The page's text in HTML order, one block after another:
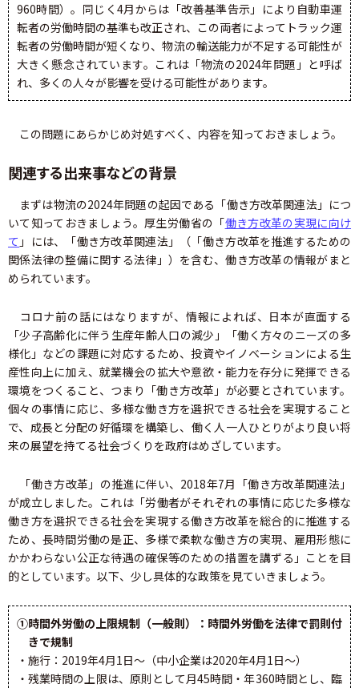
960時間）。同じく4月からは「改善基準告示」により自動車運
転者の労働時間の基準も改正され、この両者によってトラック運
転者の労働時間が短くなり、物流の輸送能力が不足する可能性が
大きく懸念されています。これは「物流の2024年問題」と呼ば
れ、多くの人々が影響を受ける可能性があります。
この問題にあらかじめ対処すべく、内容を知っておきましょう。
関連する出来事などの背景
まずは物流の2024年問題の起因である「働き方改革関連法」につ
いて知っておきましょう。厚生労働省の「働き方改革の実現に向け
て 」には、「働き方改革関連法」（「働き方改革を推進するための
関係法律の整備に関する法律」）を含む、働き方改革の情報がまと
められています。
コロナ前の話にはなりますが、情報によれば、日本が直面する
「少子高齢化に伴う生産年齢人口の減少」「働く方々のニーズの多
様化」などの課題に対応するため、投資やイノベーションによる生
産性向上に加え、就業機会の拡大や意欲・能力を存分に発揮できる
環境をつくること、つまり「働き方改革」が必要とされています。
個々の事情に応じ、多様な働き方を選択できる社会を実現すること
で、成長と分配の好循環を構築し、働く人一人ひとりがより良い将
来の展望を持てる社会づくりを政府はめざしています。
「働き方改革」の推進に伴い、2018年7月「働き方改革関連法」
が成立しました。これは「労働者がそれぞれの事情に応じた多様な
働き方を選択できる社会を実現する働き方改革を総合的に推進する
ため、長時間労働の是正、多様で柔軟な働き方の実現、雇用形態に
かかわらない公正な待遇の確保等のための措置を講ずる」ことを目
的としています。以下、少し具体的な政策を見ていきましょう。
①時間外労働の上限規制（一般則）：時間外労働を法律で罰則付
きで規制
・施行：2019年4月1日～（中小企業は2020年4月1日～）
・残業時間の上限は、原則として月45時間・年360時間とし、臨